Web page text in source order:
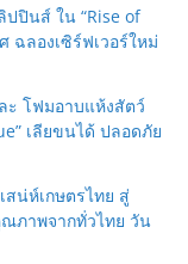
ปปินส์ ใน “Rise of
ฉลองเซิร์ฟเวอร์ใหม่
ะ โฟมอาบแห้งสัตว์
เลียขนได้ ปลอดภัย
สน่ห์เกษตรไทย สู่
ภาพจากทั่วไทย วัน